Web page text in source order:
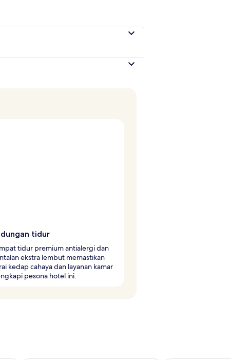
tidur
tidur premium antialergi dan
ekstra lembut memastikan
kedap cahaya dan layanan kamar
pesona hotel ini.